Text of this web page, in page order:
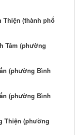
Thiện (thành phố
Tâm (phường
(phường Bình
(phường Bình
Thiện (phường